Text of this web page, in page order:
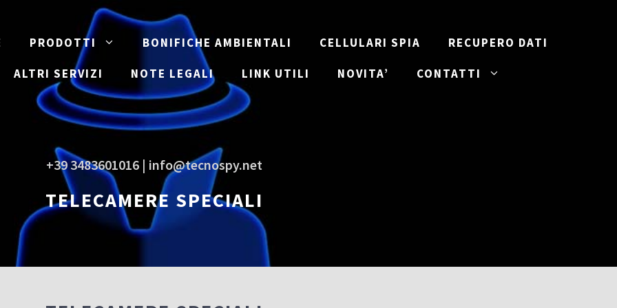
PRODOTTI BONIFICHE AMBIENTALI CELLULARI SPIA RECUPERO DATI
ALTRI SERVIZI NOTE LEGALI LINK UTILI NOVITA’ CONTATTI
+39 3483601016 | info@tecnospy.net
TELECAMERE SPECIALI